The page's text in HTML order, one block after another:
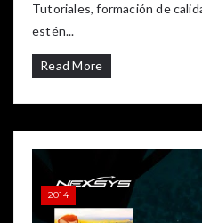
Tutoriales, formación de
estén...
Read More
2014